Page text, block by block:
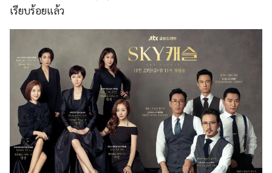
เรียบร้อยแล้ว